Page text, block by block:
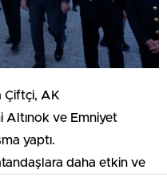
Çiftçi, AK
Altınok ve Emniyet
yaptı.
daha etkin ve